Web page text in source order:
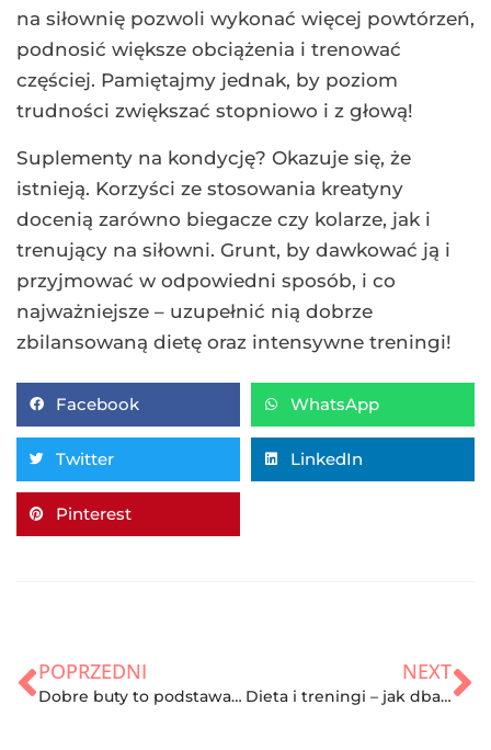
na siłownię pozwoli wykonać więcej powtórzeń,
podnosić większe obciążenia i trenować
częściej. Pamiętajmy jednak, by poziom
trudności zwiększać stopniowo i z głową!
Suplementy na kondycję? Okazuje się, że
istnieją. Korzyści ze stosowania kreatyny
docenią zarówno biegacze czy kolarze, jak i
trenujący na siłowni. Grunt, by dawkować ją i
przyjmować w odpowiedni sposób, i co
najważniejsze – uzupełnić nią dobrze
zbilansowaną dietę oraz intensywne treningi!
Facebook WhatsApp
Twitter LinkedIn
Pinterest
POPRZEDNI
Dobre buty to podstawa każdej aktywności fizycznej . Sprawdź, jak dobrać je poprawnie
NEXT
Dieta i treningi – jak dbać o ciało po wysiłku?